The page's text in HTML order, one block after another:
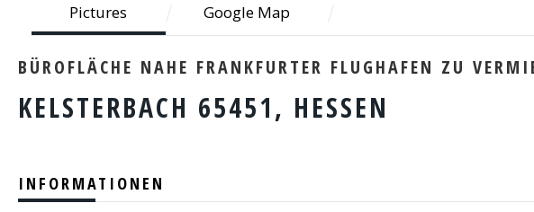
Pictures Google Map
BÜROFLÄCHE NAHE FRANKFURTER FLUGHAFEN ZU
KELSTERBACH 65451, HESSEN
INFORMATIONEN